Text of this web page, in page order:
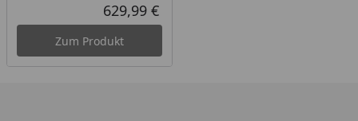
Aktueller Preis
629,99 €
Zum Produkt